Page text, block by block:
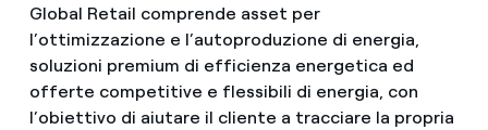
Global Retail comprende asset per
l’ottimizzazione e l’autoproduzione di energia,
soluzioni premium di efficienza energetica ed
offerte competitive e flessibili di energia, con
l’obiettivo di aiutare il cliente a tracciare la propria